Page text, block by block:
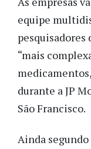
equipe
pesquisadores
“mais
durante a JP
São Francisco.
Ainda segundo